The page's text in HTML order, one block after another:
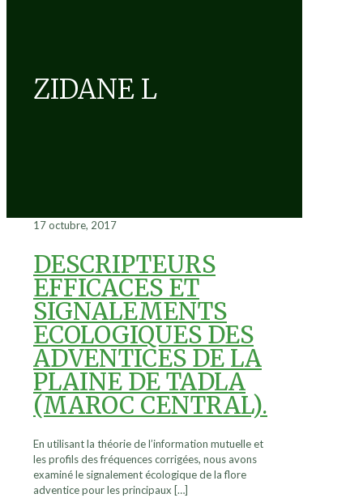
ZIDANE L
17 octubre, 2017
DESCRIPTEURS
EFFICACES ET
SIGNALEMENTS
ECOLOGIQUES DES
ADVENTICES DE LA
PLAINE DE TADLA
(MAROC CENTRAL).
En utilisant la théorie de l’information mutuelle et
les profils des fréquences corrigées, nous avons
examiné le signalement écologique de la flore
adventice pour les principaux […]